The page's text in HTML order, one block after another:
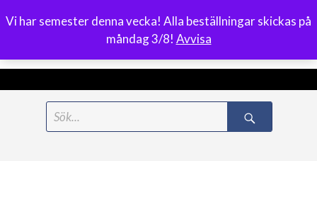
Vi har semester denna vecka! Alla beställningar skickas på
måndag 3/8! Avvisa
0
Meny